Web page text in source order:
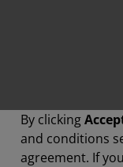
By clicking
and conditions
agreement. If